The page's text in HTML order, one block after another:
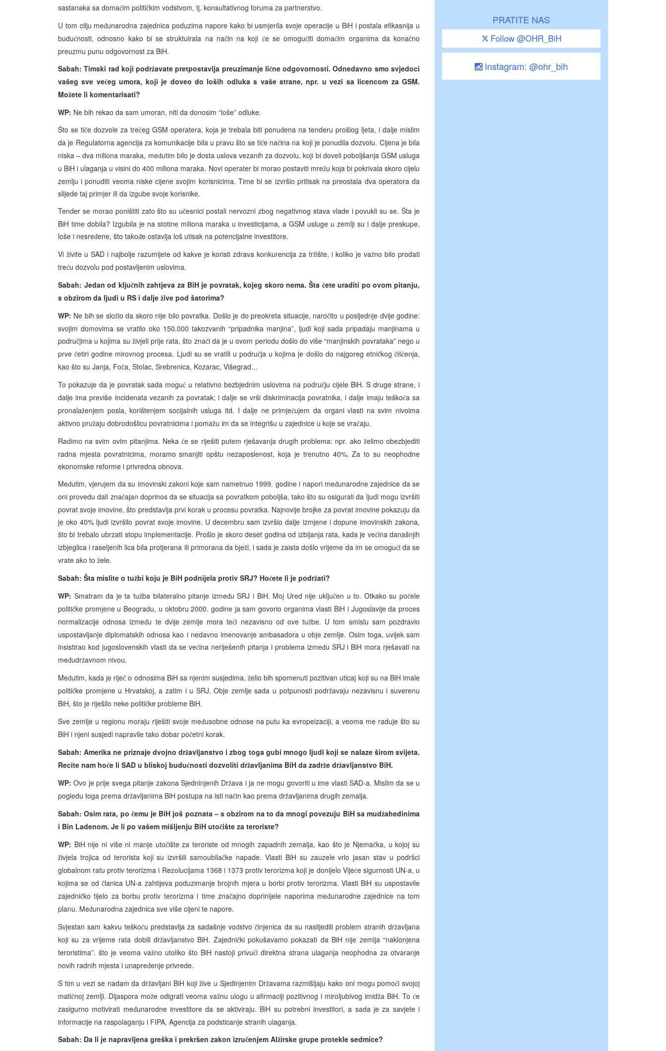
sastanaka sa domaćim političkim vodstvom, tj. konsultativnog foruma za partnerstvo.
U tom cilju međunarodna zajednica poduzima napore kako bi usmjerila svoje operacije u BiH i postala efikasnija u
budućnosti, odnosno kako bi se struktuirala na način na koji će se omogućiti domaćim organima da konačno
preuzmu punu odgovornost za BiH.
Sabah: Timski rad koji podržavate pretpostavlja preuzimanje lične odgovornosti. Odnedavno smo svjedoci
vašeg sve većeg umora, koji je doveo do loših odluka s vaše strane, npr. u vezi sa licencom za GSM.
Možete li komentarisati?
WP: Ne bih rekao da sam umoran, niti da donosim “loše” odluke.
Što se tiče dozvole za trećeg GSM operatera, koja je trebala biti ponuđena na tenderu prošlog ljeta, i dalje mislim
da je Regulatorna agencija za komunikacije bila u pravu što se tiče načina na koji je ponudila dozvolu. Cijena je bila
niska – dva miliona maraka, međutim bilo je dosta uslova vezanih za dozvolu, koji bi doveli poboljšanja GSM usluga
u BiH i ulaganja u visini do 400 miliona maraka. Novi operater bi morao postaviti mrežu koja bi pokrivala skoro cijelu
zemlju i ponuditi veoma niske cijene svojim korisnicima. Time bi se izvršio pritisak na preostala dva operatora da
slijede taj primjer ili da izgube svoje korisnike.
Tender se morao poništiti zato što su učesnici postali nervozni zbog negativnog stava vlade i povukli su se. Šta je
BiH time dobila? Izgubila je na stotine miliona maraka u investicijama, a GSM usluge u zemlji su i dalje preskupe,
loše i nesređene, što takođe ostavlja loš utisak na potencijalne investitore.
Vi živite u SAD i najbolje razumijete od kakve je koristi zdrava konkurencija za tržište, i koliko je važno bilo prodati
treću dozvolu pod postavljenim uslovima.
Sabah: Jedan od ključnih zahtjeva za BiH je povratak, kojeg skoro nema. Šta ćete uraditi po ovom pitanju,
s obzirom da ljudi u RS i dalje žive pod šatorima?
WP: Ne bih se složio da skoro nije bilo povratka. Došlo je do preokreta situacije, naročito u posljednje dvije godine:
svojim domovima se vratilo oko 150.000 takozvanih “pripadnika manjina”, ljudi koji sada pripadaju manjinama u
područjima u kojima su živjeli prije rata, što znači da je u ovom periodu došlo do više “manjinskih povrataka” nego u
prvečetiri godine mirovnog procesa. Ljudi su se vratili u područja u kojima je došlo do najgoreg etničkogčišćenja,
kao što su Janja, Foča, Stolac, Srebrenica, Kozarac, Višegrad…
To pokazuje da je povratak sada moguć u relativno bezbjednim uslovima na području cijele BiH. S druge strane, i
dalje ima previše incidenata vezanih za povratak; i dalje se vrši diskriminacija povratnika, i dalje imaju teškoća sa
pronalaženjem posla, korištenjem socijalnih usluga itd. I dalje ne primjećujem da organi vlasti na svim nivoima
aktivno pružaju dobrodošlicu povratnicima i pomažu im da se integrišu u zajednice u koje se vraćaju.
Radimo na svim ovim pitanjima. Nekaće se riješiti putem rješavanja drugih problema: npr. ako želimo obezbjediti
radna mjesta povratnicima, moramo smanjiti opštu nezaposlenost, koja je trenutno 40%. Za to su neophodne
ekonomske reforme i privredna obnova.
Međutim, vjerujem da su imovinski zakoni koje sam nametnuo 1999. godine i napori međunarodne zajednice da se
oni provedu dali značajan doprinos da se situacija sa povratkom poboljša, tako što su osigurali da ljudi mogu izvršiti
povrat svoje imovine, što predstavlja prvi korak u procesu povratka. Najnovije brojke za povrat imovine pokazuju da
je oko 40% ljudi izvršilo povrat svoje imovine. U decembru sam izvršio dalje izmjene i dopune imovinskih zakona,
što bi trebalo ubrzati stopu implementacije. Prošlo je skoro deset godina od izbijanja rata, kada je većina današnjih
izbjeglica i raseljenih lica bila protjerana ili primorana da bježi, i sada je zaista došlo vrijeme da im se omogući da se
vrate ako to žele.
Sabah: Šta mislite o tužbi koju je BiH podnijela protiv SRJ? Hoćete li je podržati?
WP: Smatram da je ta tužba bilateralno pitanje između SRJ i BiH. Moj Ured nije uključen u to. Otkako su počele
političke promjene u Beogradu, u oktobru 2000. godine ja sam govorio organima vlasti BiH i Jugoslavije da proces
normalizacije odnosa između te dvije zemlje mora teći nezavisno od ove tužbe. U tom smislu sam pozdravio
uspostavljanje diplomatskih odnosa kao i nedavno imenovanje ambasadora u obje zemlje. Osim toga, uvijek sam
insistirao kod jugoslovenskih vlasti da se većina neriješenih pitanja i problema između SRJ i BiH mora rješavati na
međudržavnom nivou.
Međutim, kada je riječ o odnosima BiH sa njenim susjedima,želio bih spomenuti pozitivan uticaj koji su na BiH imale
političke promjene u Hrvatskoj, a zatim i u SRJ. Obje zemlje sada u potpunosti podržavaju nezavisnu i suverenu
BiH, što je riješilo neke političke probleme BiH.
Sve zemlje u regionu moraju riješiti svoje međusobne odnose na putu ka evropeizaciji, a veoma me raduje što su
BiH i njeni susjedi napravile tako dobar početni korak.
Sabah: Amerika ne priznaje dvojno državljanstvo i zbog toga gubi mnogo ljudi koji se nalaze širom svijeta.
Recite nam hoće li SAD u bliskoj budućnosti dozvoliti državljanima BiH da zadrže državljanstvo BiH.
WP: Ovo je prije svega pitanje zakona Sjedninjenih Država i ja ne mogu govoriti u ime vlasti SAD-a. Mislim da se u
pogledu toga prema državljanima BiH postupa na isti način kao prema državljanima drugih zemalja.
Sabah: Osim rata, po čemu je BiH još poznata – s obzirom na to da mnogi povezuju BiH sa mudžahedinima
i Bin Ladenom. Je li po vašem mišljenju BiH utočište za teroriste?
WP: BiH nije ni više ni manje utočište za teroriste od mnogih zapadnih zemalja, kao što je Njemačka, u kojoj su
živjela trojica od terorista koji su izvršili samoubilačke napade. Vlasti BiH su zauzele vrlo jasan stav u podršci
globalnom ratu protiv terorizma i Rezolucijama 1368 i 1373 protiv terorizma koji je donijelo Vijeće sigurnosti UN-a, u
kojima se od članica UN-a zahtijeva poduzimanje brojnih mjera u borbi protiv terorizma. Vlasti BiH su uspostavile
zajedničko tijelo za borbu protiv terorizma i time značajno doprinijele naporima međunarodne zajednice na tom
planu. Međunarodna zajednica sve više cijeni te napore.
Svjestan sam kakvu teškoću predstavlja za sadašnje vođstvočinjenica da su naslijedili problem stranih državljana
koji su za vrijeme rata dobili državljanstvo BiH. Zajednički pokušavamo pokazati da BiH nije zemlja “naklonjena
teroristima”. što je veoma važno utoliko što BiH nastoji privući direktna strana ulaganja neophodna za otvaranje
novih radnih mjesta i unapređenje privrede.
S tim u vezi se nadam da državljani BiH kojižive u Sjedinjenim Državama razmišljaju kako oni mogu pomoći svojoj
matičnoj zemlji. Dijaspora može odigrati veoma važnu ulogu u afirmaciji pozitivnog i miroljubivog imidža BiH. To će
zasigurno motivirati međunarodne investitore da se aktiviraju. BiH su potrebni investitori, a sada je za savjete i
informacije na raspolaganju i FIPA, Agencija za podsticanje stranih ulaganja.
Sabah: Da li je napravljena greška i prekršen zakon izručenjem Alžirske grupe protekle sedmice?
PRATITE NAS
Follow @OHR_BiH
Instagram: @ohr_bih